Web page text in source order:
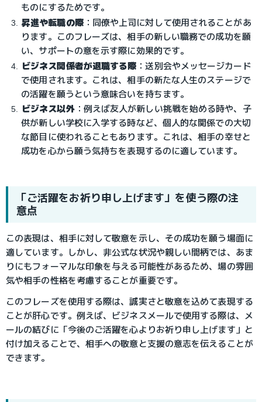
ものにするためです。
昇進や転職の際：同僚や上司に対して使用されることがあ
ります。このフレーズは、相手の新しい職務での成功を願
い、サポートの意を示す際に効果的です。
ビジネス関係者が退職する際 ：送別会やメッセージカード
で使用されます。これは、相手の新たな人生のステージで
の活躍を願うという意味合いを持ちます。
ビジネス以外：例えば友人が新しい挑戦を始める時や、子
供が新しい学校に入学する時など、個人的な関係での大切
な節目に使われることもあります。これは、相手の幸せと
成功を心から願う気持ちを表現するのに適しています。
「ご活躍をお祈り申し上げます」を使う際の注
意点
この表現は、相手に対して敬意を示し、その成功を願う場面に
適しています。しかし、非公式な状況や親しい間柄では、あま
りにもフォーマルな印象を与える可能性があるため、場の雰囲
気や相手の性格を考慮することが重要です。
このフレーズを使用する際は、誠実さと敬意を込めて表現する
ことが肝心です。例えば、ビジネスメールで使用する際は、メ
ールの結びに「今後のご活躍を心よりお祈り申し上げます」と
付け加えることで、相手への敬意と支援の意志を伝えることが
できます。